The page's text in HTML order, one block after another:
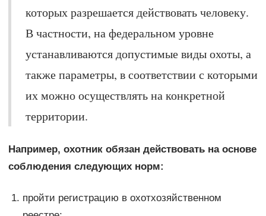
которых разрешается действовать человеку.
В частности, на федеральном уровне
устанавливаются допустимые виды охоты, а
также параметры, в соответствии с которыми
их можно осуществлять на конкретной
территории.
Например, охотник обязан действовать на основе
соблюдения следующих норм:
пройти регистрацию в охотхозяйственном